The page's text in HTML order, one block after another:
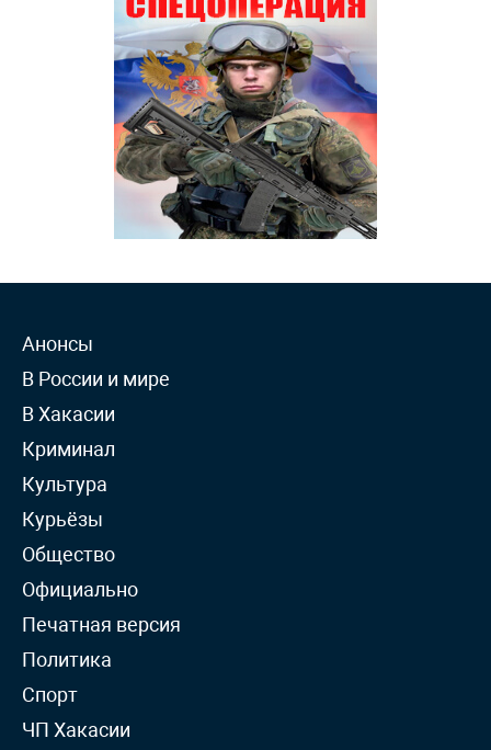
Анонсы
В России и мире
В Хакасии
Криминал
Культура
Курьёзы
Общество
Официально
Печатная версия
Политика
Спорт
ЧП Хакасии